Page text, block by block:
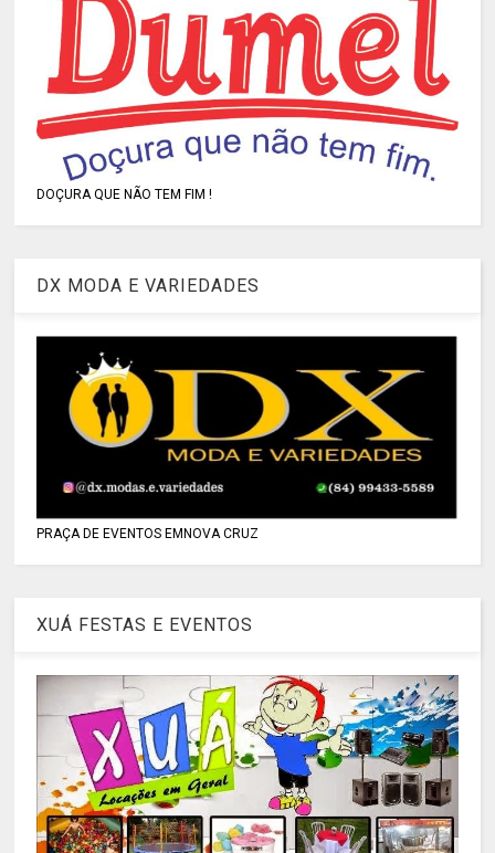
DOÇURA QUE NÃO TEM FIM !
DX MODA E VARIEDADES
PRAÇA DE EVENTOS EMNOVA CRUZ
XUÁ FESTAS E EVENTOS